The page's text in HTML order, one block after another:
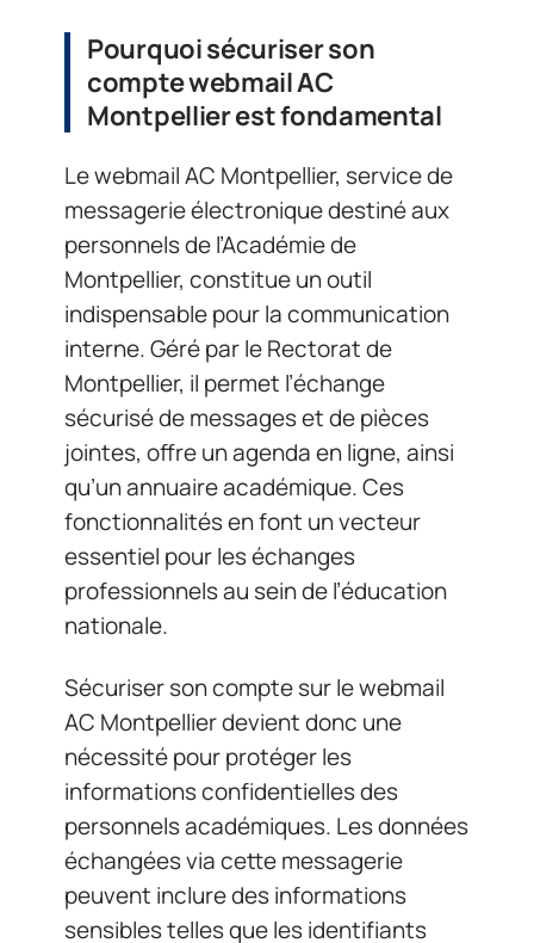
Pourquoi sécuriser son
compte webmail AC
Montpellier est fondamental
Le webmail AC Montpellier, service de
messagerie électronique destiné aux
personnels de l’Académie de
Montpellier, constitue un outil
indispensable pour la communication
interne. Géré par le Rectorat de
Montpellier, il permet l’échange
sécurisé de messages et de pièces
jointes, offre un agenda en ligne, ainsi
qu’un annuaire académique. Ces
fonctionnalités en font un vecteur
essentiel pour les échanges
professionnels au sein de l’éducation
nationale.
Sécuriser son compte sur le webmail
AC Montpellier devient donc une
nécessité pour protéger les
informations confidentielles des
personnels académiques. Les données
échangées via cette messagerie
peuvent inclure des informations
sensibles telles que les identifiants